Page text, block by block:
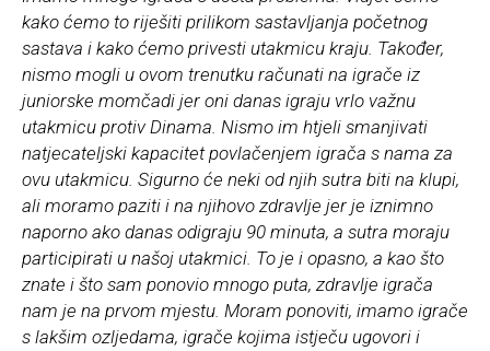
kako ćemo to riješiti prilikom sastavljanja početnog
sastava i kako ćemo privesti utakmicu kraju. Također,
nismo mogli u ovom trenutku računati na igrače iz
juniorske momčadi jer oni danas igraju vrlo važnu
utakmicu protiv Dinama. Nismo im htjeli smanjivati
natjecateljski kapacitet povlačenjem igrača s nama za
ovu utakmicu. Sigurno će neki od njih sutra biti na klupi,
ali moramo paziti i na njihovo zdravlje jer je iznimno
naporno ako danas odigraju 90 minuta, a sutra moraju
participirati u našoj utakmici. To je i opasno, a kao što
znate i što sam ponovio mnogo puta, zdravlje igrača
nam je na prvom mjestu. Moram ponoviti, imamo igrače
s lakšim ozljedama, igrače kojima istječu ugovori i